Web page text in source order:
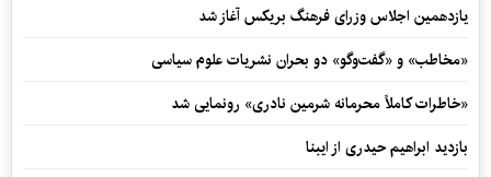
یازدهمین اجلاس وزرای فرهنگ بریکس آغاز شد
«مخاطب» و «گفت‌وگو» دو بحران نشریات علوم سیاسی
«خاطرات کاملاً محرمانه شرمین نادری» رونمایی شد
بازدید ابراهیم حیدری از ایبنا